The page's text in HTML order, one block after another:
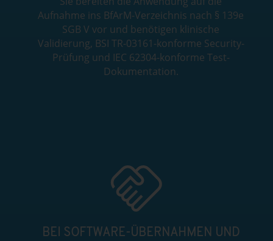
Aufnahme ins BfArM-Verzeichnis nach § 139e
SGB V vor und benötigen klinische
Validierung, BSI TR-03161-konforme Security-
Prüfung und IEC 62304-konforme Test-
Dokumentation.
BEI SOFTWARE-ÜBERNAHMEN UND